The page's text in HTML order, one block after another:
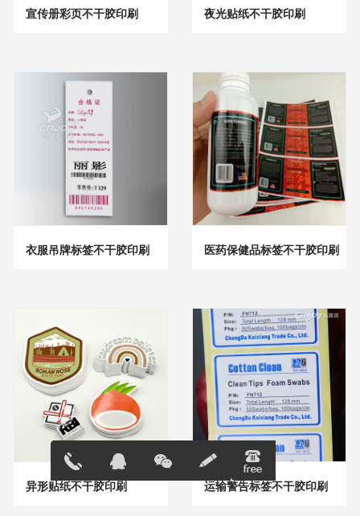
宣传册彩页不干胶印刷 夜光贴纸不干胶印刷
衣服吊牌标签不干胶印刷 医药保健品标签不干胶印刷
异形贴纸不干胶印刷 运输警告标签不干胶印刷